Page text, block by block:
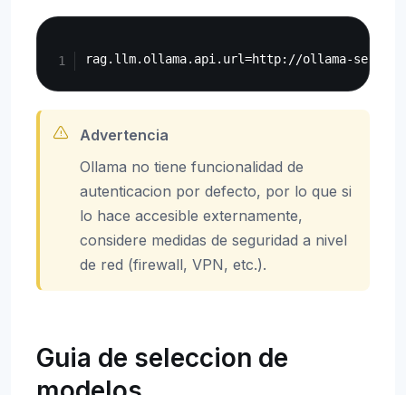
Advertencia
Ollama no tiene funcionalidad de
autenticacion por defecto, por lo que si
lo hace accesible externamente,
considere medidas de seguridad a nivel
de red (firewall, VPN, etc.).
Guia de seleccion de